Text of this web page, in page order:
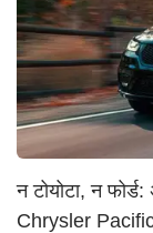
न टोयोटा, न
Chrysler